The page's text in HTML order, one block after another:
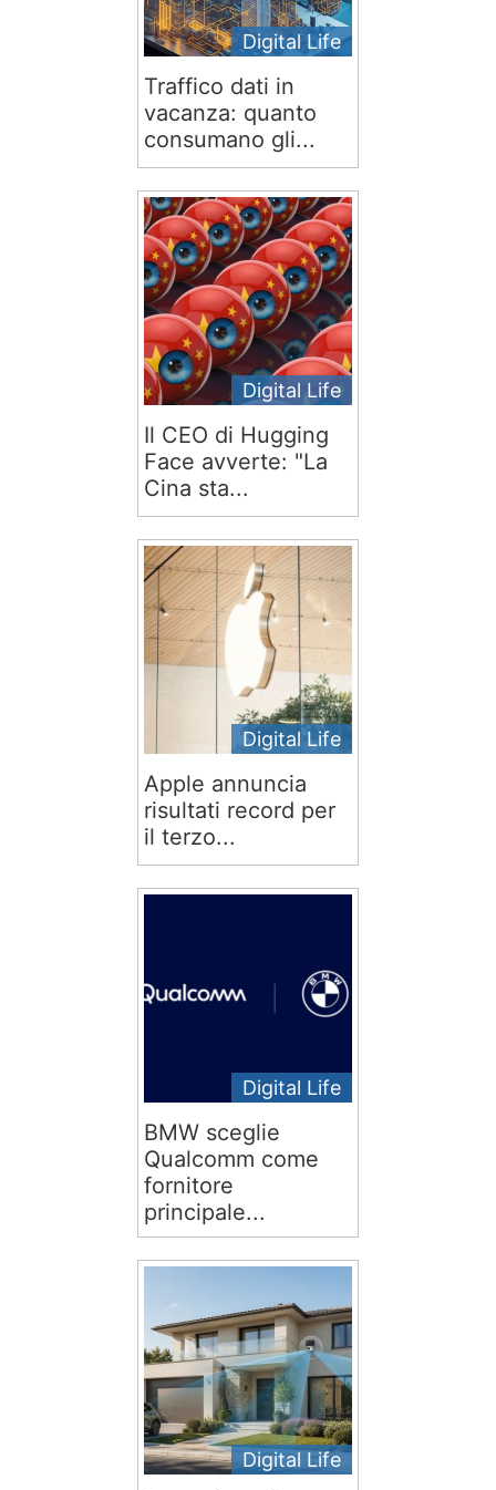
Digital Life
Traffico dati in
vacanza: quanto
consumano gli...
Digital Life
Il CEO di Hugging
Face avverte: "La
Cina sta...
Digital Life
Apple annuncia
risultati record per
il terzo...
Digital Life
BMW sceglie
Qualcomm come
fornitore
principale...
Digital Life